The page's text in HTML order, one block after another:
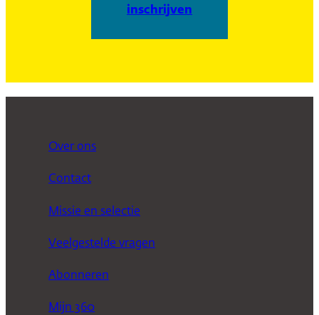
inschrijven
Over ons
Contact
Missie en selectie
Veelgestelde vragen
Abonneren
Mijn 360